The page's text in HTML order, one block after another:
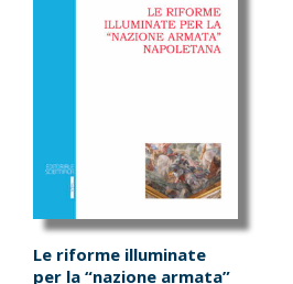
Le riforme illuminate
per la “nazione armata”